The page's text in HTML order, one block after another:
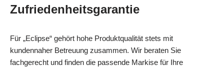
Zufriedenheitsgarantie
Für „Eclipse“ gehört hohe Produktqualität stets mit
kundennaher Betreuung zusammen. Wir beraten Sie
fachgerecht und finden die passende Markise für Ihre